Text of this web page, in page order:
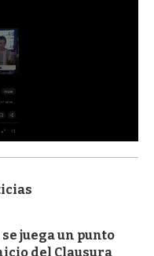
juega un punto
del Clausura